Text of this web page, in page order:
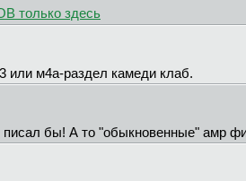
здесь
или м4а-раздел камеди клаб.
бы! А то "обыкновенные" амр